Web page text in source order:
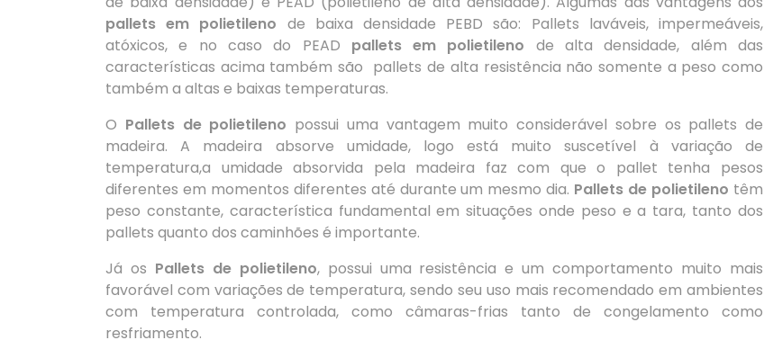
pallets em polietileno de baixa densidade PEBD são: Pallets laváveis, impermeáveis,
atóxicos, e no caso do PEAD pallets em polietileno de alta densidade, além das
características acima também são pallets de alta resistência não somente a peso como
também a altas e baixas temperaturas.
O Pallets de polietileno possui uma vantagem muito considerável sobre os pallets de
madeira. A madeira absorve umidade, logo está muito suscetível à variação de
temperatura,a umidade absorvida pela madeira faz com que o pallet tenha pesos
diferentes em momentos diferentes até durante um mesmo dia. Pallets de polietileno têm
peso constante, característica fundamental em situações onde peso e a tara, tanto dos
pallets quanto dos caminhões é importante.
Já os Pallets de polietileno, possui uma resistência e um comportamento muito mais
favorável com variações de temperatura, sendo seu uso mais recomendado em ambientes
com temperatura controlada, como câmaras-frias tanto de congelamento como
resfriamento.